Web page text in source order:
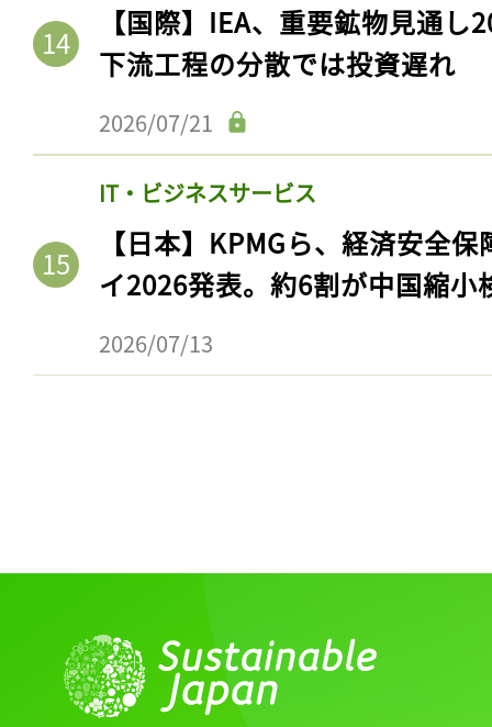
【国際】IEA、重要鉱物見通
下流工程の分散では投資遅れ
2026/07/21
IT・ビジネスサービス
【日本】KPMGら、経済安全
イ2026発表。約6割が中国縮小
2026/07/13
記事をお気に入りに
ログインが必
ログイン